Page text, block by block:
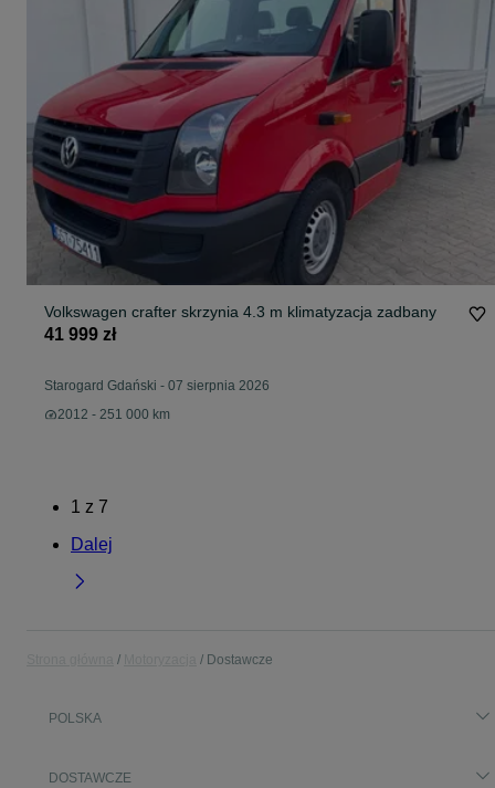
Volkswagen crafter skrzynia 4.3 m klimatyzacja zadbany
41 999 zł
Starogard Gdański - 07 sierpnia 2026
2012 - 251 000 km
1 z 7
Dalej
Dostawcze
POLSKA
DOSTAWCZE